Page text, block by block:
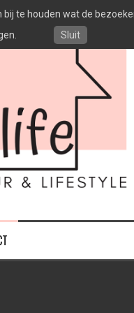
te houden wat de
Sluit